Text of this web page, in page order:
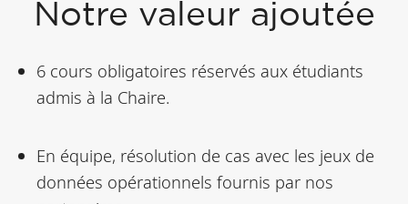
Notre valeur ajoutée
6 cours obligatoires réservés aux étudiants
admis à la Chaire.
En équipe, résolution de cas avec les jeux de
données opérationnels fournis par nos